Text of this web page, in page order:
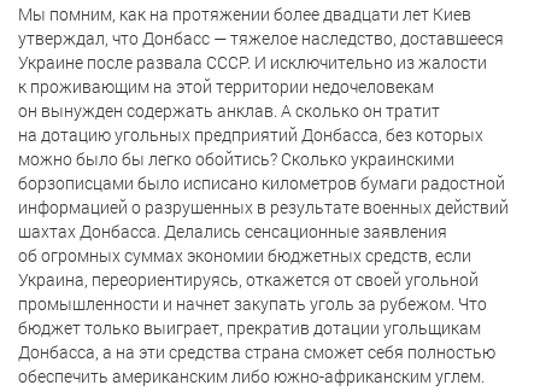
Мы помним, как на протяжении более двадцати лет Киев
утверждал, что Донбасс — тяжелое наследство, доставшееся
Украине после развала СССР. И исключительно из жалости
к проживающим на этой территории недочеловекам
он вынужден содержать анклав. А сколько он тратит
на дотацию угольных предприятий Донбасса, без которых
можно было бы легко обойтись? Сколько украинскими
борзописцами было исписано километров бумаги радостной
информацией о разрушенных в результате военных действий
шахтах Донбасса. Делались сенсационные заявления
об огромных суммах экономии бюджетных средств, если
Украина, переориентируясь, откажется от своей угольной
промышленности и начнет закупать уголь за рубежом. Что
бюджет только выиграет, прекратив дотации угольщикам
Донбасса, а на эти средства страна сможет себя полностью
обеспечить американским либо южно-африканским углем.